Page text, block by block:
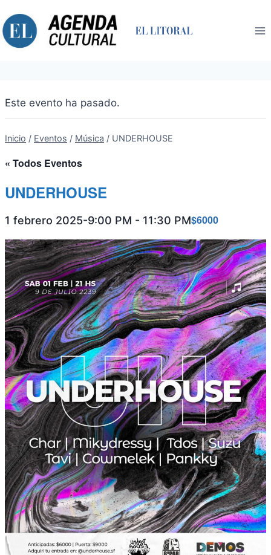
al
contenido
Este evento ha pasado.
Inicio / Eventos / Música / UNDERHOUSE
« Todos Eventos
UNDERHOUSE
1 febrero 2025-9:00 PM - 11:30 PM$6000